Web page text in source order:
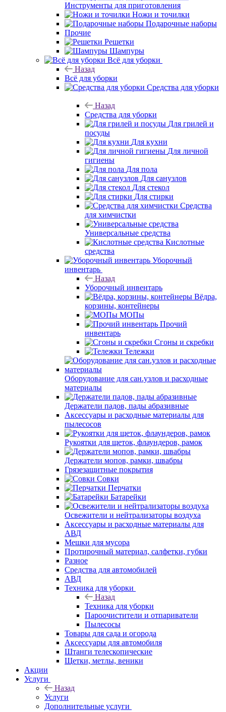
Инструменты для приготовления
Ножи и точилки
Подарочные наборы
Прочие
Решетки
Шампуры
Всё для уборки
Назад
Всё для уборки
Средства для уборки
Назад
Средства для уборки
Для грилей и
посуды
Для кухни
Для личной
гигиены
Для пола
Для санузлов
Для стекол
Для стирки
Средства
для химчистки
Универсальные средства
Кислотные
средства
Уборочный
инвентарь
Назад
Уборочный инвентарь
Вёдра,
корзины, контейнеры
МОПы
Прочий
инвентарь
Сгоны и скребки
Тележки
Оборудование для сан.узлов и расходные
материалы
Держатели падов, пады абразивные
Аксессуары и расходные материалы для
пылесосов
Рукоятки для щеток, флаундеров, рамок
Держатели мопов, рамки, швабры
Грязезащитные покрытия
Совки
Перчатки
Батарейки
Освежители и нейтрализаторы воздуха
Аксессуары и расходные материалы для
АВД
Мешки для мусора
Протирочный материал, салфетки, губки
Разное
Средства для автомобилей
АВД
Техника для уборки
Назад
Техника для уборки
Пароочистители и отпариватели
Пылесосы
Товары для сада и огорода
Аксессуары для автомобиля
Штанги телескопические
Щетки, метлы, веники
Акции
Услуги
Назад
Услуги
Дополнительные услуги